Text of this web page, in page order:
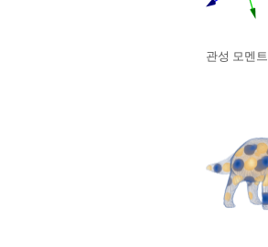
관성 모멘트